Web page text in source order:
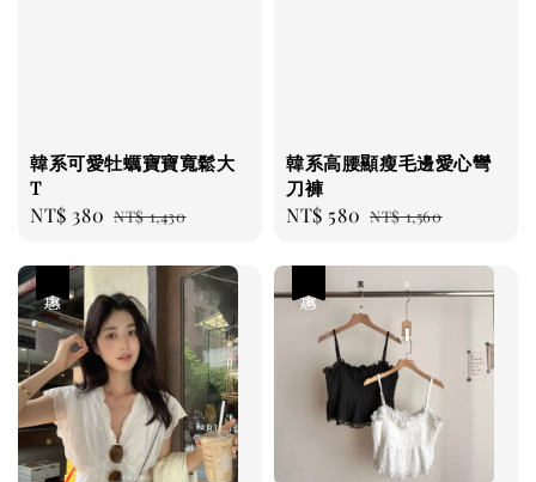
韓系可愛牡蠣寶寶寬鬆大
T
Sale
NT$ 380 Regular
NT$ 1,430
韓系高腰顯瘦毛邊愛心彎
刀褲
Sale
NT$ 580 Regular
NT$ 1,560